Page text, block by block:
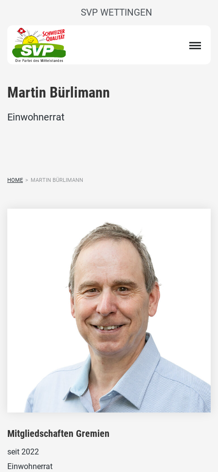
SVP WETTINGEN
Martin Bürlimann
Einwohnerrat
HOME > MARTIN BÜRLIMANN
Mitgliedschaften Gremien
seit 2022
Einwohnerrat